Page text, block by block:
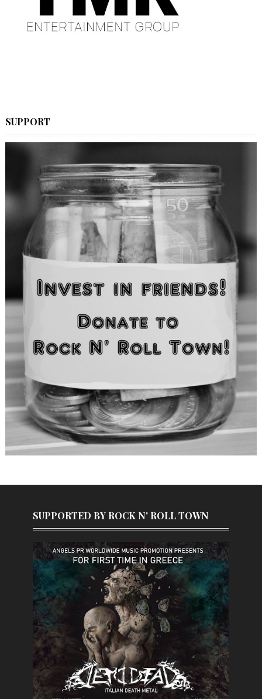
SUPPORT
SUPPORTED BY ROCK N' ROLL TOWN